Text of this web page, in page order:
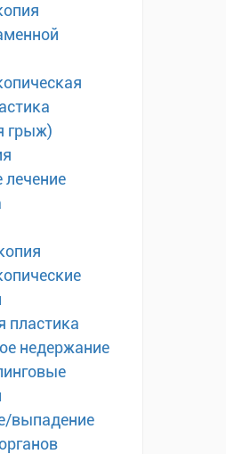
грыж)
лечение
пластика
недержание
выпадение